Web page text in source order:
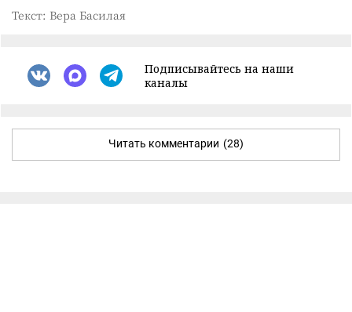
Текст: Вера Басилая
Подписывайтесь на наши
каналы
Читать комментарии (28)